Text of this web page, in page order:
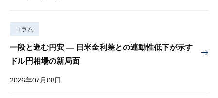
コラム
一段と進む円安 — 日米金利差との連動性低下が示す
ドル円相場の新局面
2026年07月08日